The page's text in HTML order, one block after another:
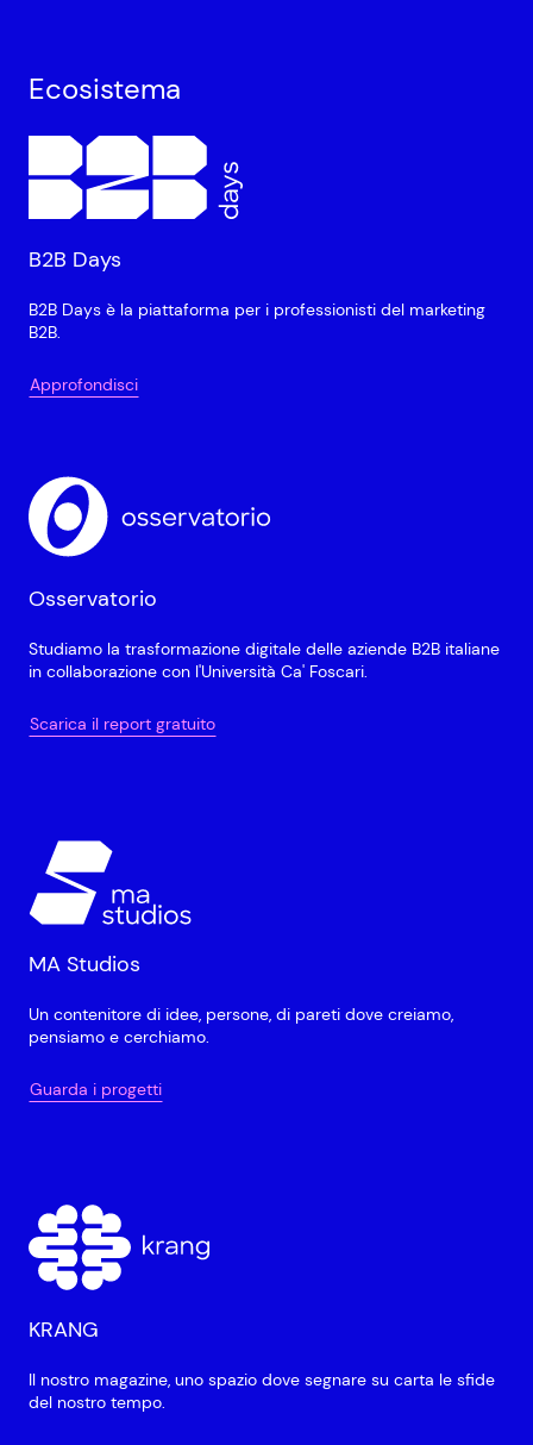
Ecosistema
B2B Days
B2B Days è la piattaforma per i professionisti del marketing
B2B.
Approfondisci
Osservatorio
Studiamo la trasformazione digitale delle aziende B2B italiane
in collaborazione con l'Università Ca' Foscari.
Scarica il report gratuito
MA Studios
Un contenitore di idee, persone, di pareti dove creiamo,
pensiamo e cerchiamo.
Guarda i progetti
KRANG
Il nostro magazine, uno spazio dove segnare su carta le sfide
del nostro tempo.